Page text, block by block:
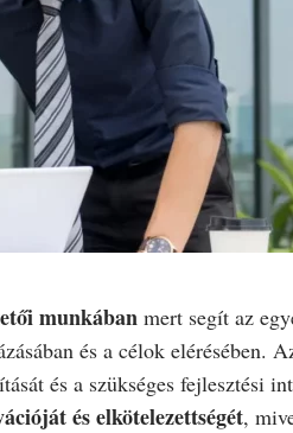
munkábanmert segít az
és a célok elérésében.
és a szükséges fejlesztési
és elkötelezettségét,